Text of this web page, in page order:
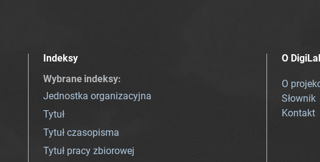
Indeksy
Wybrane indeksy:
Jednostka organizacyjna
Tytuł
Tytuł czasopisma
Tytuł pracy zbiorowej
O
O
Słownik
Kontakt